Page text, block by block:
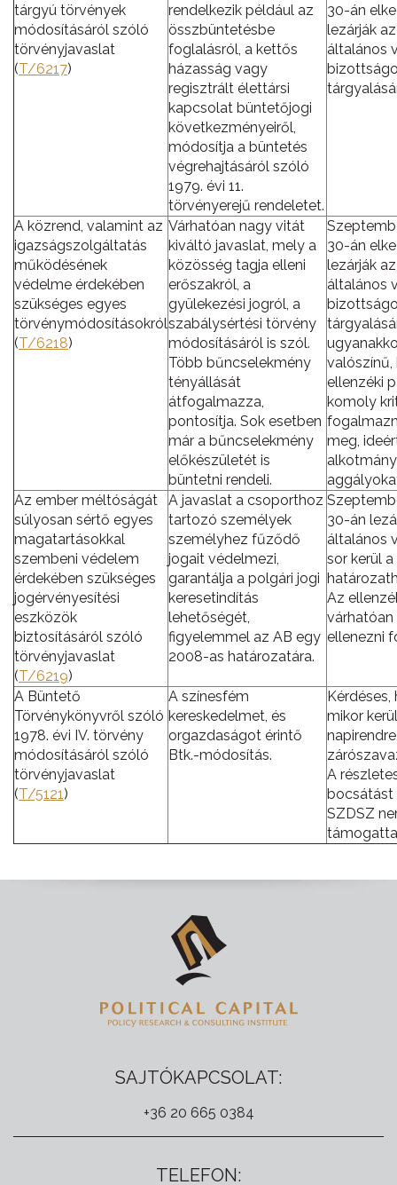
tárgyú törvények
módosításáról szóló
törvényjavaslat
(T/6217)
rendelkezik például az
összbüntetésbe
foglalásról, a kettős
házasság vagy
regisztrált élettársi
kapcsolat büntetőjogi
következményeiről,
módosítja a büntetés
végrehajtásáról szóló
1979. évi 11.
törvényerejű rendeletet.
30-án
lezárják az
általános
A közrend, valamint az
igazságszolgáltatás
működésének
védelme érdekében
szükséges egyes
törvénymódosításokról
(T/6218)
Várhatóan nagy vitát
kiváltó javaslat, mely a
közösség tagja elleni
erőszakról, a
gyülekezési jogról, a
szabálysértési törvény
módosításáról is szól.
Több bűncselekmény
tényállását
átfogalmazza,
pontosítja. Sok esetben
már a bűncselekmény
előkészületét is
büntetni rendeli.
30-án
lezárják az
általános
valószínű,
ellenzéki
komoly
meg,
Az ember méltóságát
súlyosan sértő egyes
magatartásokkal
szembeni védelem
érdekében szükséges
jogérvényesítési
eszközök
biztosításáról szóló
törvényjavaslat
(T/6219)
A javaslat a csoporthoz
tartozó személyek
személyhez fűződő
jogait védelmezi,
garantálja a polgári jogi
keresetindítás
lehetőségét,
figyelemmel az AB egy
2008-as határozatára.
30-án
általános
sor kerül a
Az
várhatóan
ellenezni
A Büntető
Törvénykönyvről szóló
1978. évi IV. törvény
módosításáról szóló
törvényjavaslat
(T/5121 )
A színesfém
kereskedelmet, és
orgazdaságot érintő
Btk.-módosítás.
Kérdéses,
mikor kerül
A
bocsátást
SZDSZ
SAJTÓKAPCSOLAT:
+36 20 665 0384
TELEFON: